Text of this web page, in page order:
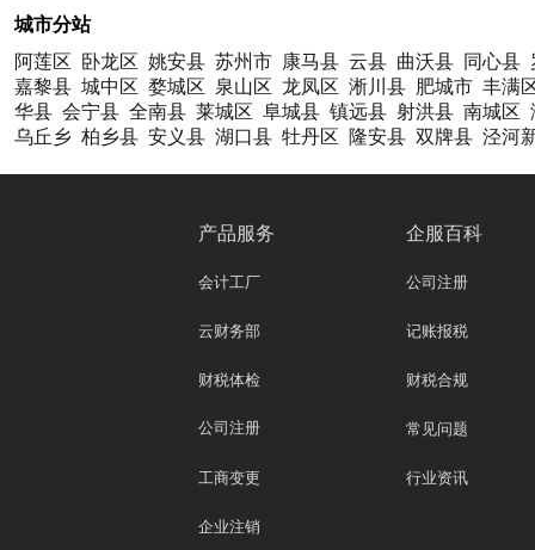
城市分站
阿莲区
卧龙区 姚安县 苏州市 康马县 云县 曲沃县 同心县
嘉黎县 城中区 婺城区 泉山区 龙凤区 淅川县 肥城市 丰满
华县 会宁县 全南县 莱城区 阜城县 镇远县 射洪县 南城区
乌丘乡 柏乡县 安义县 湖口县 牡丹区 隆安县 双牌县 泾河
产品服务
会计工厂
云财务部
财税体检
公司注册
工商变更
企业注销
企服百科
公司注册
记账报税
财税合规
常见问题
行业资讯